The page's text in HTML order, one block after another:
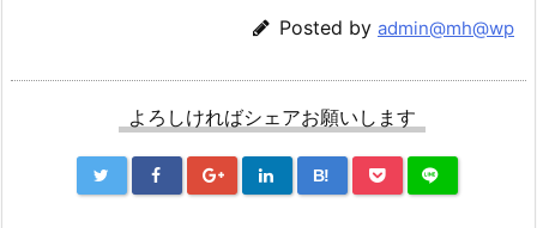
Posted by admin@mh@wp
よろしければシェアお願いします
B!